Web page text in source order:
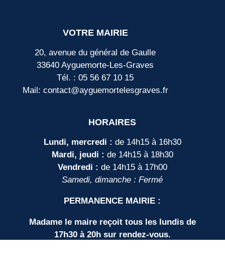
VOTRE MAIRIE
20, avenue du général de Gaulle
33640 Ayguemorte-Les-Graves
Tél. : 05 56 67 10 15
Mail: contact@ayguemortelesgraves.fr
HORAIRES
Lundi, mercredi : de 14h15 à 16h30
Mardi, jeudi : de 14h15 à 18h30
Vendredi : de 14h15 à 17h00
Samedi, dimanche : Fermé
PERMANENCE MAIRIE :
Madame le maire reçoit tous les lundis de
17h30 à 20h sur rendez-vous.